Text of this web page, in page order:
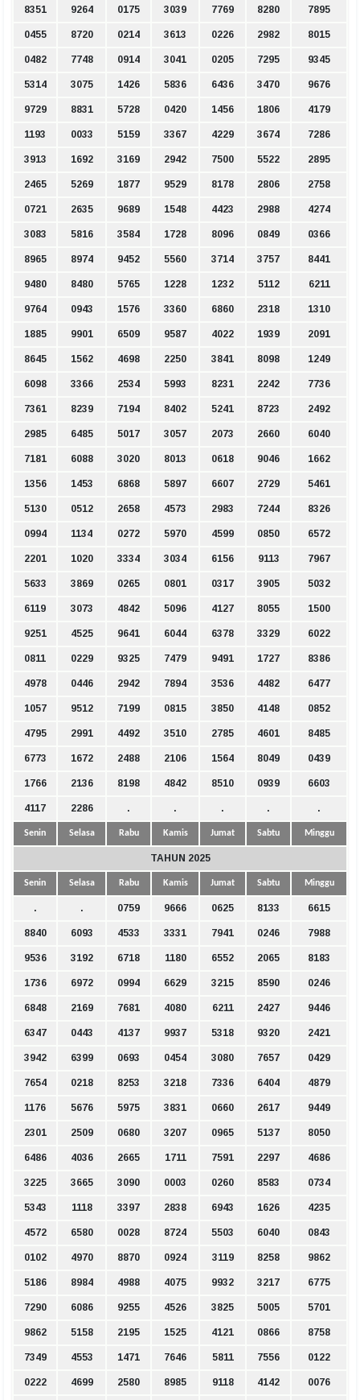
8351 9264 0175 3039 7769 8280 7895
0455 8720 0214 3613 0226 2982 8015
0482 7748 0914 3041 0205 7295 9345
5314 3075 1426 5836 6436 3470 9676
9729 8831 5728 0420 1456 1806 4179
1193 0033 5159 3367 4229 3674 7286
3913 1692 3169 2942 7500 5522 2895
2465 5269 1877 9529 8178 2806 2758
0721 2635 9689 1548 4423 2988 4274
3083 5816 3584 1728 8096 0849 0366
8965 8974 9452 5560 3714 3757 8441
9480 8480 5765 1228 1232 5112 6211
9764 0943 1576 3360 6860 2318 1310
1885 9901 6509 9587 4022 1939 2091
8645 1562 4698 2250 3841 8098 1249
6098 3366 2534 5993 8231 2242 7736
7361 8239 7194 8402 5241 8723 2492
2985 6485 5017 3057 2073 2660 6040
7181 6088 3020 8013 0618 9046 1662
1356 1453 6868 5897 6607 2729 5461
5130 0512 2658 4573 2983 7244 8326
0994 1134 0272 5970 4599 0850 6572
2201 1020 3334 3034 6156 9113 7967
5633 3869 0265 0801 0317 3905 5032
6119 3073 4842 5096 4127 8055 1500
9251 4525 9641 6044 6378 3329 6022
0811 0229 9325 7479 9491 1727 8386
4978 0446 2942 7894 3536 4482 6477
1057 9512 7199 0815 3850 4148 0852
4795 2991 4492 3510 2785 4601 8485
6773 1672 2488 2106 1564 8049 0439
1766 2136 8198 4842 8510 0939 6603
4117 2286 . . . . .
Senin Selasa Rabu Kamis Jumat Sabtu Minggu
TAHUN 2025
Senin Selasa Rabu Kamis Jumat Sabtu Minggu
. . 0759 9666 0625 8133 6615
8840 6093 4533 3331 7941 0246 7988
9536 3192 6718 1180 6552 2065 8183
1736 6972 0994 6629 3215 8590 0246
6848 2169 7681 4080 6211 2427 9446
6347 0443 4137 9937 5318 9320 2421
3942 6399 0693 0454 3080 7657 0429
7654 0218 8253 3218 7336 6404 4879
1176 5676 5975 3831 0660 2617 9449
2301 2509 0680 3207 0965 5137 8050
6486 4036 2665 1711 7591 2297 4686
3225 3665 3090 0003 0260 8583 0734
5343 1118 3397 2838 6943 1626 4235
4572 6580 0028 8724 5503 6040 0843
0102 4970 8870 0924 3119 8258 9862
5186 8984 4988 4075 9932 3217 6775
7290 6086 9255 4526 3825 5005 5701
9862 5158 2195 1525 4121 0866 8758
7349 4553 1471 7646 5811 7556 0122
0222 4699 2580 8985 9118 4142 0076